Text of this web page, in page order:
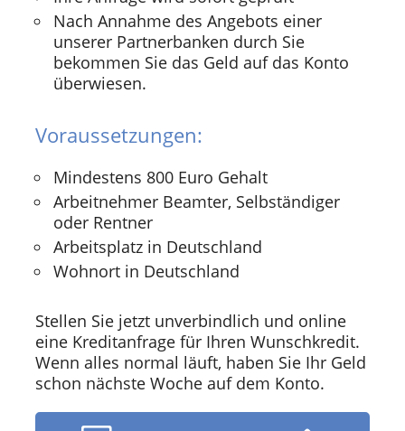
Nach Annahme des Angebots einer
unserer Partnerbanken durch Sie
bekommen Sie das Geld auf das Konto
überwiesen.
Voraussetzungen:
Mindestens 800 Euro Gehalt
Arbeitnehmer Beamter, Selbständiger
oder Rentner
Arbeitsplatz in Deutschland
Wohnort in Deutschland
Stellen Sie jetzt unverbindlich und online
eine Kreditanfrage für Ihren Wunschkredit.
Wenn alles normal läuft, haben Sie Ihr Geld
schon nächste Woche auf dem Konto.